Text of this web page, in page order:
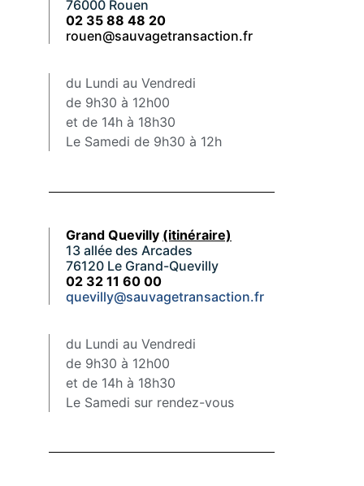
76000 Rouen
02 35 88 48 20
rouen@sauvagetransaction.fr
du Lundi au Vendredi
de 9h30 à 12h00
et de 14h à 18h30
Le Samedi de 9h30 à 12h
Grand Quevilly (itinéraire)
13 allée des Arcades
76120 Le Grand-Quevilly
02 32 11 60 00
quevilly@sauvagetransaction.fr
du Lundi au Vendredi
de 9h30 à 12h00
et de 14h à 18h30
Le Samedi sur rendez-vous